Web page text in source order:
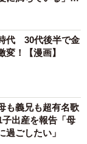
代 30代後半で金
！【漫画】
も義兄も超有名歌
出産を報告「母
ごしたい」